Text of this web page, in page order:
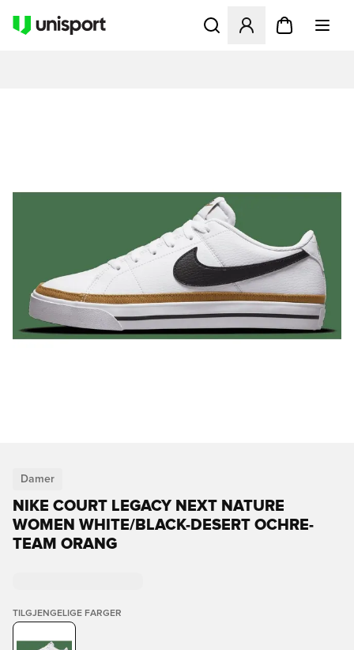
Åpner en Modal for å
Damer
NIKE COURT LEGACY NEXT NATURE
WOMEN WHITE/BLACK-DESERT OCHRE-
TEAM ORANG
TILGJENGELIGE FARGER